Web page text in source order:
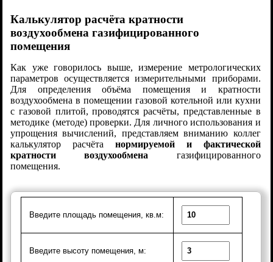
Калькулятор расчёта кратности
воздухообмена газифицированного
помещения
Как уже говорилось выше, измерение метрологических
параметров осуществляется измерительными приборами.
Для определения объёма помещения и кратности
воздухообмена в помещении газовой котельной или кухни
с газовой плитой, проводятся расчёты, представленные в
методике (методе) проверки. Для личного использования и
упрощения вычислений, представляем вниманию коллег
калькулятор расчёта нормируемой и фактической
кратности воздухообмена газифицированного
помещения.
Введите площадь помещения, кв.м:
Введите высоту помещения, м: